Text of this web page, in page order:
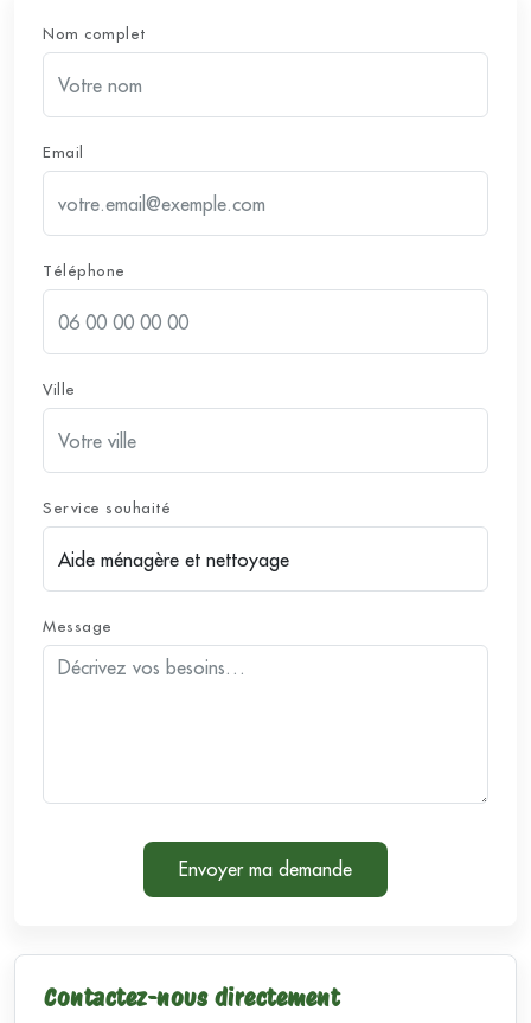
Nom complet
Email
Téléphone
Ville
Service souhaité
Message
Envoyer ma demande
Contactez-nous directement